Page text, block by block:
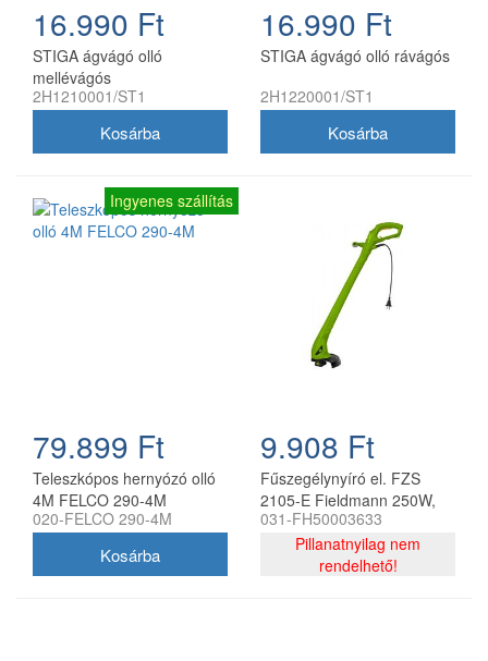
16.990 Ft
STIGA ágvágó olló
mellévágós
2H1210001/ST1
16.990 Ft
STIGA ágvágó olló rávágós
2H1220001/ST1
Ingyenes szállítás
79.899 Ft
Teleszkópos hernyózó olló
4M FELCO 290-4M
020-FELCO 290-4M
9.908 Ft
Fűszegélynyíró el. FZS
2105-E Fieldmann 250W,
22 cm
031-FH50003633
Pillanatnyilag nem
rendelhető!